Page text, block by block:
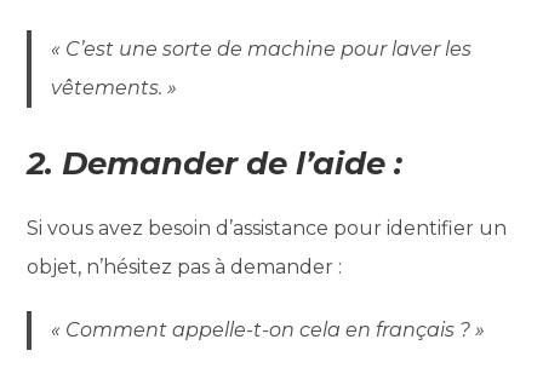
« C’est une sorte de machine pour laver les
vêtements. »
2. Demander de l’aide :
Si vous avez besoin d’assistance pour identifier un
objet, n’hésitez pas à demander :
« Comment appelle-t-on cela en français ? »